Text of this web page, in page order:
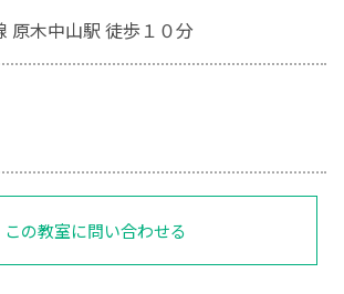
原木中山駅 徒歩１０分
この教室に問い合わせる